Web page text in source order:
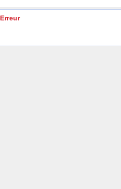
Erreur